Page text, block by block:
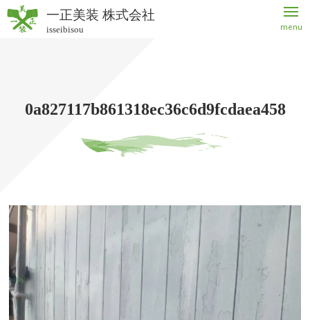
一正美装 株式会社
isseibisou menu
0a827117b861318ec36c6d9fcdaea458